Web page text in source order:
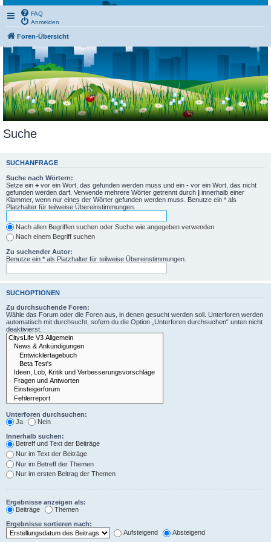
FAQ
Anmelden
Foren-Übersicht
Suche
SUCHANFRAGE
Suche nach Wörtern:
Setze ein + vor ein Wort, das gefunden werden muss und ein - vor ein Wort, das nicht
gefunden werden darf. Verwende mehrere Wörter getrennt durch | innerhalb einer
Klammer, wenn nur eines der Wörter gefunden werden muss. Benutze ein * als
Platzhalter für teilweise Übereinstimmungen.
Nach allen Begriffen suchen oder Suche wie angegeben verwenden
Nach einem Begriff suchen
Zu suchender Autor:
Benutze ein * als Platzhalter für teilweise Übereinstimmungen.
SUCHOPTIONEN
Zu durchsuchende Foren:
Wähle das Forum oder die Foren aus, in denen gesucht werden soll. Unterforen werden
automatisch mit durchsucht, sofern du die Option „Unterforen durchsuchen“ unten nicht
deaktivierst.
Unterforen durchsuchen:
Ja
Nein
Innerhalb suchen:
Betreff und Text der Beiträge
Nur im Text der Beiträge
Nur im Betreff der Themen
Nur im ersten Beitrag der Themen
Ergebnisse anzeigen als:
Beiträge
Themen
Ergebnisse sortieren nach:
Aufsteigend
Absteigend